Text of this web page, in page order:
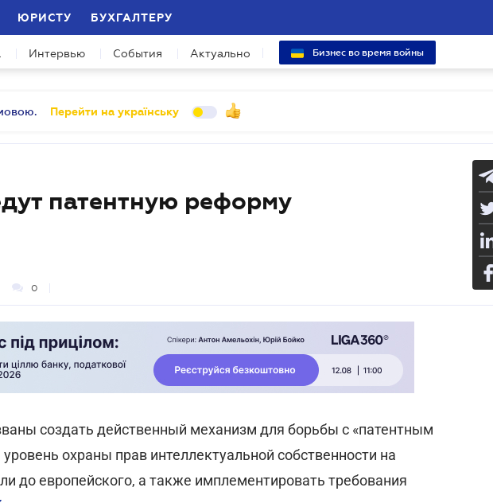
ЮРИСТУ БУХГАЛТЕРУ
Интервью События Актуально Бизнес во время войны
Перейти на українську
патентную реформу
0
создать действенный механизм для борьбы с «патентным
охраны прав интеллектуальной собственности на
до европейского, а также имплементировать требования